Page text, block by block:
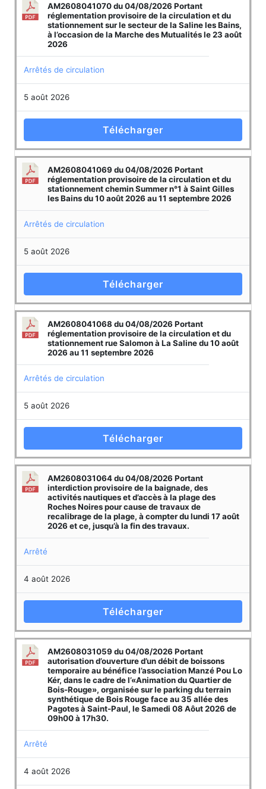
AM2608041070 du 04/08/2026 Portant
réglementation provisoire de la circulation et du
stationnement sur le secteur de la Saline les Bains,
à l’occasion de la Marche des Mutualités le 23 août
2026
Arrêtés de circulation
5 août 2026
Télécharger
AM2608041069 du 04/08/2026 Portant
réglementation provisoire de la circulation et du
stationnement chemin Summer n°1 à Saint Gilles
les Bains du 10 août 2026 au 11 septembre 2026
Arrêtés de circulation
5 août 2026
Télécharger
AM2608041068 du 04/08/2026 Portant
réglementation provisoire de la circulation et du
stationnement rue Salomon à La Saline du 10 août
2026 au 11 septembre 2026
Arrêtés de circulation
5 août 2026
Télécharger
AM2608031064 du 04/08/2026 Portant
interdiction provisoire de la baignade, des
activités nautiques et d’accès à la plage des
Roches Noires pour cause de travaux de
recalibrage de la plage, à compter du lundi 17 août
2026 et ce, jusqu’à la fin des travaux.
Arrêté
4 août 2026
Télécharger
AM2608031059 du 04/08/2026 Portant
autorisation d’ouverture d’un débit de boissons
temporaire au bénéfice l’association Manzé Pou Lo
Kér, dans le cadre de l’«Animation du Quartier de
Bois-Rouge», organisée sur le parking du terrain
synthétique de Bois Rouge face au 35 allée des
Pagotes à Saint-Paul, le Samedi 08 Aôut 2026 de
09h00 à 17h30.
Arrêté
4 août 2026